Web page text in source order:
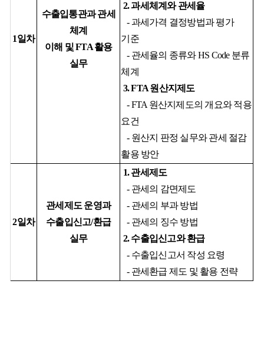
1일차
수출입통관과 관세
체계
이해 및FTA활용
실무
2.과세체계와관세율
-과세가격 결정방법과평가
기준
- 관세율의 종류와HS Code 분류
체계
3. FTA원산지제도
-FTA 원산지제도의 개요와 적용
요건
- 원산지 판정 실무와 관세 절감
활용 방안
2일차
관세제도 운영과
수출입신고/환급
실무
1. 관세제도
- 관세의 감면제도
- 관세의 부과 방법
- 관세의 징수 방법
2.수출입신고와 환급
- 수출입신고서 작성 요령
- 관세환급 제도 및 활용 전략